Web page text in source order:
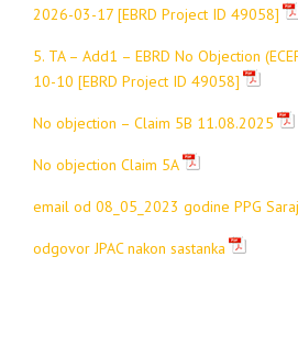
2026-03-17 [EBRD Project ID 49058]
5. TA – Add1 – EBRD No Objection
10-10 [EBRD Project ID 49058]
No objection – Claim 5B 11.08.2025
No objection Claim 5A
email od 08_05_2023 godine PPG
odgovor JPAC nakon sastanka